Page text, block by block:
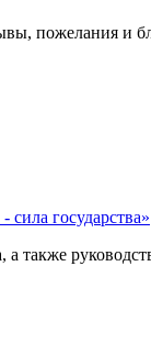
пожелания и
сила государства»
а также